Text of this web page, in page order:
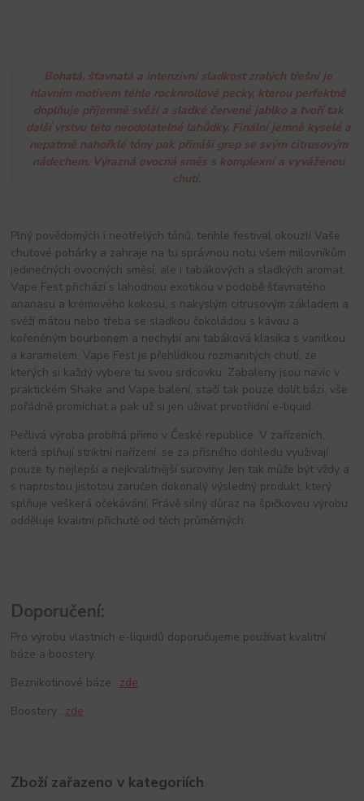
Bohatá, šťavnatá a intenzivní sladkost zralých třešní je
hlavním motivem téhle rocknrollové pecky, kterou perfektně
doplňuje příjemně svěží a sladké červené jablko a tvoří tak
další vrstvu této neodolatelné lahůdky. Finální jemně kyselé a
nepatrně nahořklé tóny pak přináší grep se svým citrusovým
nádechem. Výrazná ovocná směs s komplexní a vyváženou
chutí.
Plný povědomých i neotřelých tónů, tenhle festival okouzlí Vaše
chuťové pohárky a zahraje na tu správnou notu všem milovníkům
jedinečných ovocných směsí, ale i tabákových a sladkých aromat.
Vape Fest přichází s lahodnou exotikou v podobě šťavnatého
ananasu a krémového kokosu, s nakyslým citrusovým základem a
svěží mátou nebo třeba se sladkou čokoládou s kávou a
kořeněným bourbonem a nechybí ani tabáková klasika s vanilkou
a karamelem. Vape Fest je přehlídkou rozmanitých chutí, ze
kterých si každý vybere tu svou srdcovku. Zabaleny jsou navíc v
praktickém Shake and Vape balení, stačí tak pouze dolít bázi, vše
pořádně promíchat a pak už si jen užívat prvotřídní e-liquid.
Pečlivá výroba probíhá přímo v České republice. V zařízeních,
která splňují striktní nařízení, se za přísného dohledu využívají
pouze ty nejlepší a nejkvalitnější suroviny. Jen tak může být vždy a
s naprostou jistotou zaručen dokonalý výsledný produkt, který
splňuje veškerá očekávání. Právě silný důraz na špičkovou výrobu
odděluje kvalitní příchutě od těch průměrných.
Doporučení:
Pro výrobu vlastních e-liquidů doporučujeme používat kvalitní
báze a boostery.
Beznikotinové báze ..zde
Boostery ..zde
Zboží zařazeno v kategoriích